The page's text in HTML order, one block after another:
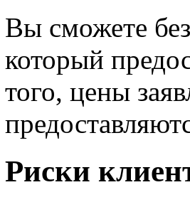
Вы сможете
который
того, цены
Риски